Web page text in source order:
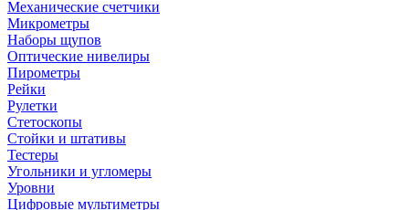
Механические счетчики
Микрометры
Наборы щупов
Оптические нивелиры
Пирометры
Рейки
Рулетки
Стетоскопы
Стойки и штативы
Тестеры
Угольники и угломеры
Уровни
Цифровые мультиметры